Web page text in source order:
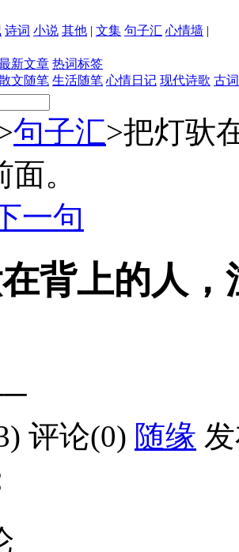
诗词 小说 其他 | 文集 句子汇 心情墙 |
新文章 热词标签
文随笔 生活随笔 心情日记 现代诗歌 古
句子汇>把灯驮
。
一句
背上的人
评论(0) 随缘